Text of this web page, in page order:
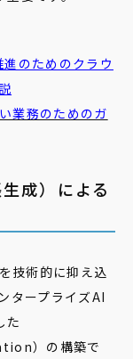
のためのクラウ
業務のためのガ
成）による
技術的に抑え込
タープライズAI
た
）の構築で